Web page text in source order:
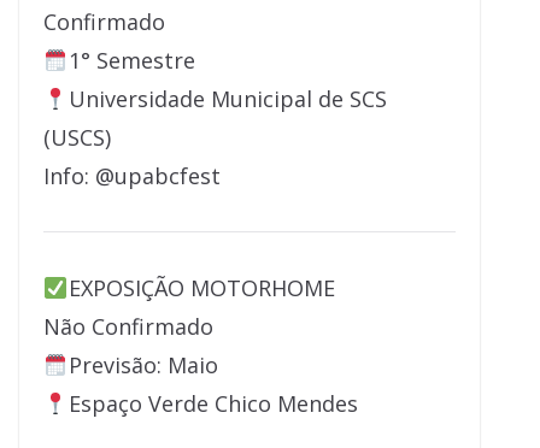
Confirmado
1° Semestre
Universidade Municipal de SCS
(USCS)
Info: @upabcfest
EXPOSIÇÃO MOTORHOME
Não Confirmado
Previsão: Maio
Espaço Verde Chico Mendes